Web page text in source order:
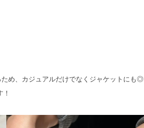
め、カジュアルだけでなくジャケットにも◎